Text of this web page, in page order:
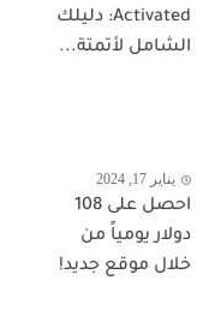
Activated: دليلك
الشامل لأتمتة...
يناير 17, 2024
احصل على 108
دولار يومياً من
خلال موقع جديد!